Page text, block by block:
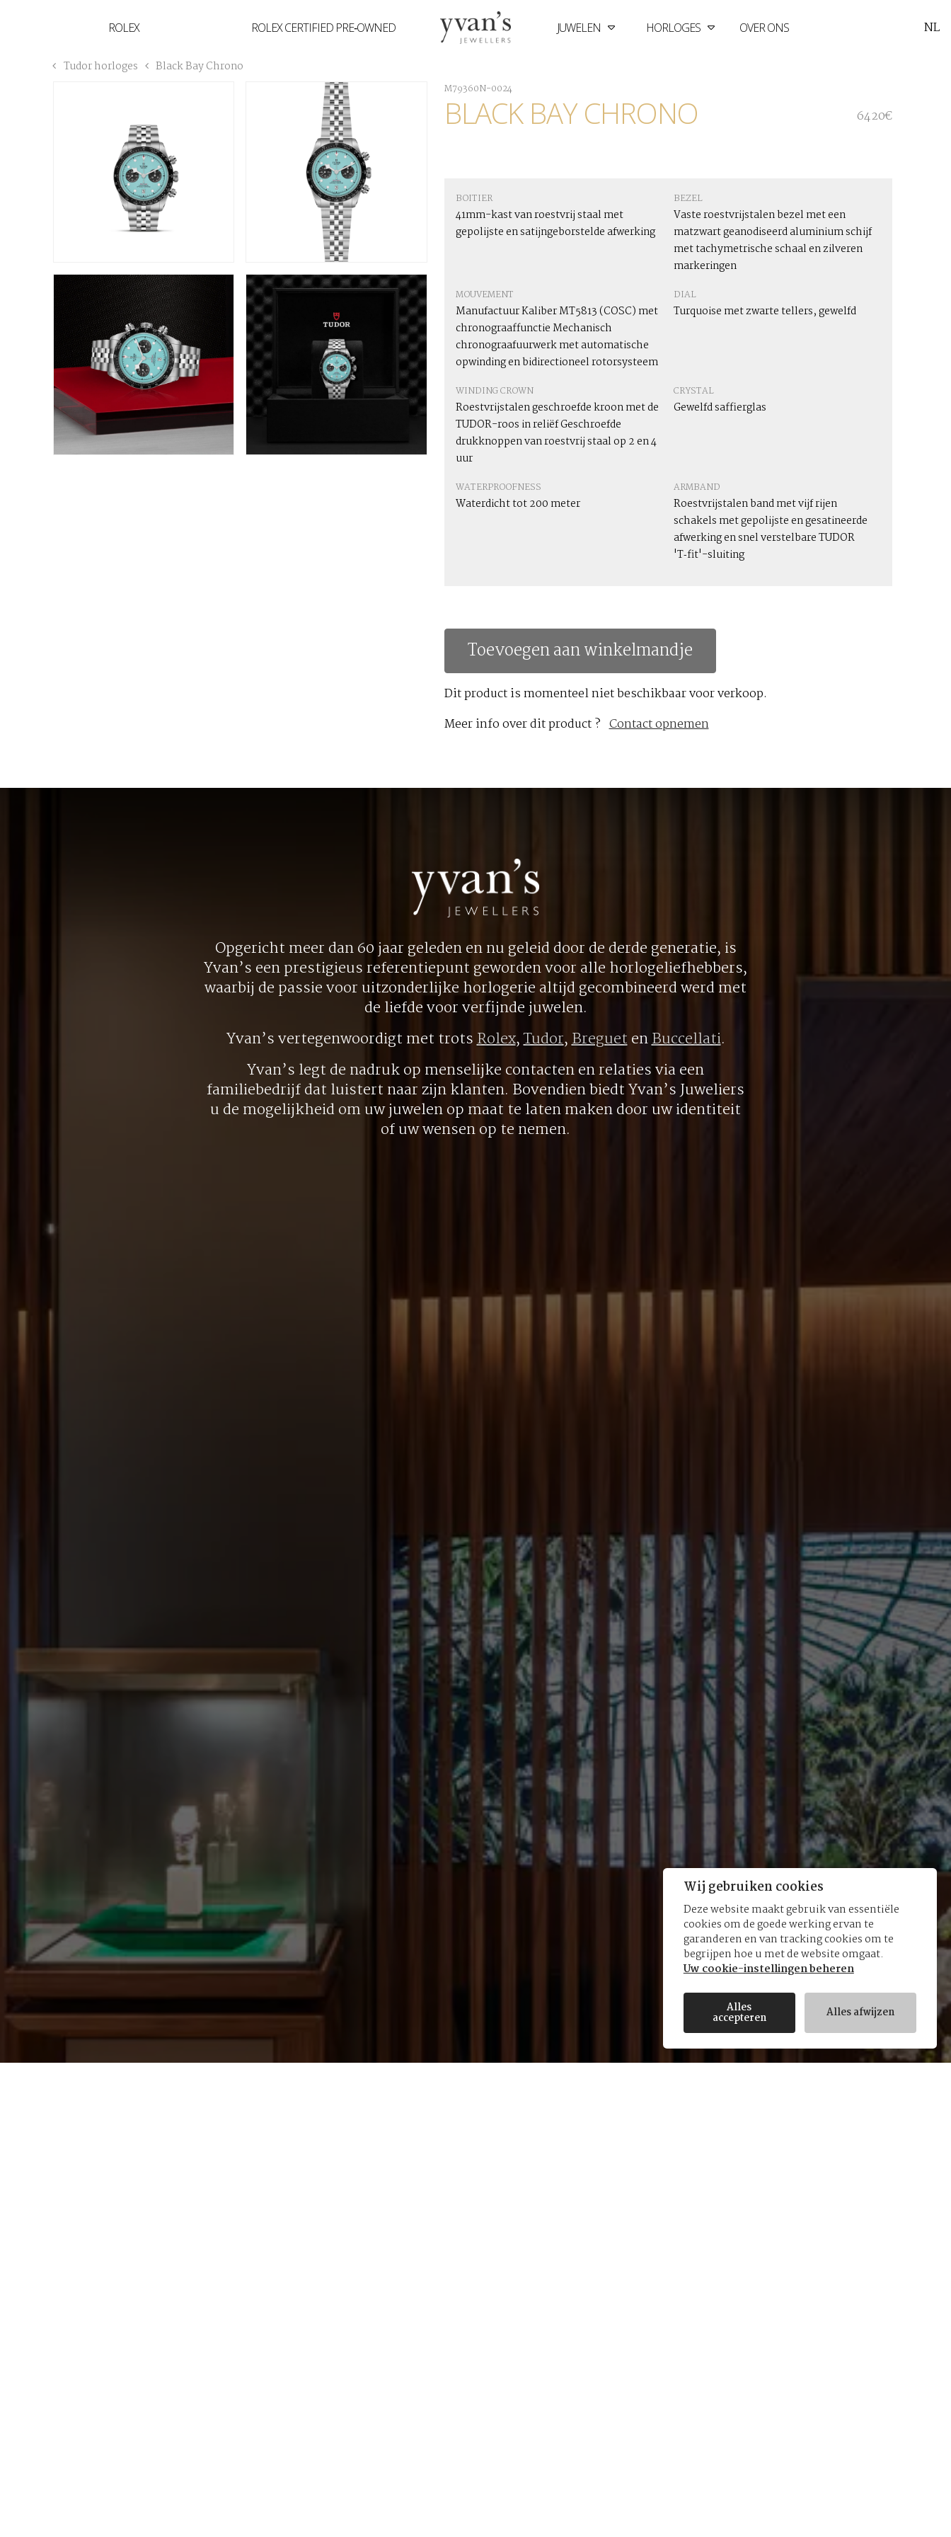
ROLEX ROLEX CERTIFIED PRE‑OWNED JUWELEN
BUCCELLATI
HORLOGES OVER ONS NL
Tudor horloges Black Bay Chrono
M79360N-0024
BLACK BAY CHRONO 6420€
BOITIER
41mm-kast van roestvrij staal met
gepolijste en satijngeborstelde afwerking
BEZEL
Vaste roestvrijstalen bezel met een
matzwart geanodiseerd aluminium schijf
met tachymetrische schaal en zilveren
markeringen
MOUVEMENT
Manufactuur Kaliber MT5813 (COSC) met
chronograaffunctie Mechanisch
chronograafuurwerk met automatische
opwinding en bidirectioneel rotorsysteem
DIAL
Turquoise met zwarte tellers, gewelfd
WINDING CROWN
Roestvrijstalen geschroefde kroon met de
TUDOR-roos in reliëf Geschroefde
drukknoppen van roestvrij staal op 2 en 4
uur
CRYSTAL
Gewelfd saffierglas
WATERPROOFNESS
Waterdicht tot 200 meter
ARMBAND
Roestvrijstalen band met vijf rijen
schakels met gepolijste en gesatineerde
afwerking en snel verstelbare TUDOR
'T‑fit'-sluiting
Toevoegen aan winkelmandje
Dit product is momenteel niet beschikbaar voor verkoop.
Meer info over dit product ? Contact opnemen
Opgericht meer dan 60 jaar geleden en nu geleid door de derde generatie, is
Yvan’s een prestigieus referentiepunt geworden voor alle horlogeliefhebbers,
waarbij de passie voor uitzonderlijke horlogerie altijd gecombineerd werd met
de liefde voor verfijnde juwelen.
Yvan’s vertegenwoordigt met trotsRolex,Tudor,BreguetenBuccellati.
Yvan’s legt de nadruk op menselijke contacten en relaties via een
familiebedrijf dat luistert naar zijn klanten. Bovendien biedt Yvan’s Juweliers
u de mogelijkheid om uw juwelen op maat te laten maken door uw identiteit
of uw wensen op te nemen.
Wij gebruiken cookies
Deze website maakt gebruik van essentiële
cookies om de goede werking ervan te
garanderen en van tracking cookies om te
begrijpen hoe u met de website omgaat.
Uw cookie-instellingen beheren
Alles
accepteren Alles afwijzen